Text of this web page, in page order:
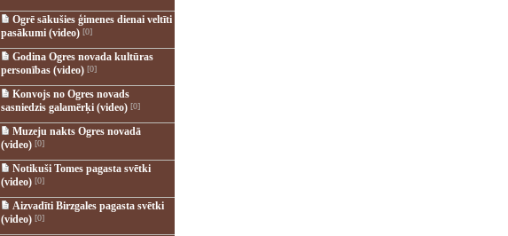
Ogrē sākušies ģimenes dienai veltīti
pasākumi (video)[0]
Godina Ogres novada kultūras
personības (video)[0]
Konvojs no Ogres novads
sasniedzis galamērķi (video)[0]
Muzeju nakts Ogres novadā
(video)[0]
Notikuši Tomes pagasta svētki
(video)[0]
Aizvadīti Birzgales pagasta svētki
(video)[0]